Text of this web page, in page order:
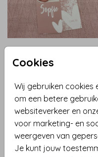
Cookies
Wij gebruiken cookies
om een betere
websiteverkeer en
voor marketing- en
weergeven van
Je kunt jouw
2 LABELS